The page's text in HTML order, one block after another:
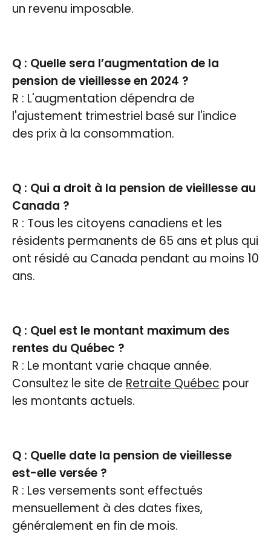
un revenu imposable.
Q : Quelle sera l’augmentation de la
pension de vieillesse en 2024 ?
R : L'augmentation dépendra de
l'ajustement trimestriel basé sur l'indice
des prix à la consommation.
Q : Qui a droit à la pension de vieillesse au
Canada ?
R : Tous les citoyens canadiens et les
résidents permanents de 65 ans et plus qui
ont résidé au Canada pendant au moins 10
ans.
Q : Quel est le montant maximum des
rentes du Québec ?
R : Le montant varie chaque année.
Consultez le site de Retraite Québec pour
les montants actuels.
Q : Quelle date la pension de vieillesse
est-elle versée ?
R : Les versements sont effectués
mensuellement à des dates fixes,
généralement en fin de mois.